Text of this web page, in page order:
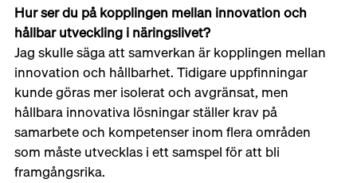
Hur ser du på kopplingen mellan innovation och
hållbar utveckling i näringslivet?
Jag skulle säga att samverkan är kopplingen mellan
innovation och hållbarhet. Tidigare uppfinningar
kunde göras mer isolerat och avgränsat, men
hållbara innovativa lösningar ställer krav på
samarbete och kompetenser inom flera områden
som måste utvecklas i ett samspel för att bli
framgångsrika.